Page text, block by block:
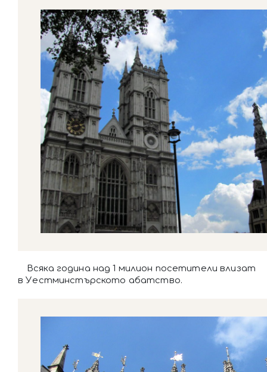
Всяка година над 1 милион посетители влизат
в Уестминстърското абатство.